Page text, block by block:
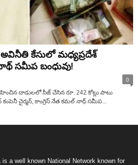
కేసులో మధ్యప్రదేశ్
సమీప బంధువు!
0
దాడులలో సీజ్ చేసిన రూ. 242 కోట్లు పాటు
చైర్మన్, కాంగ్రెస్ నేత కమల్ నాధ్ సమీప...
a well known National Network known for